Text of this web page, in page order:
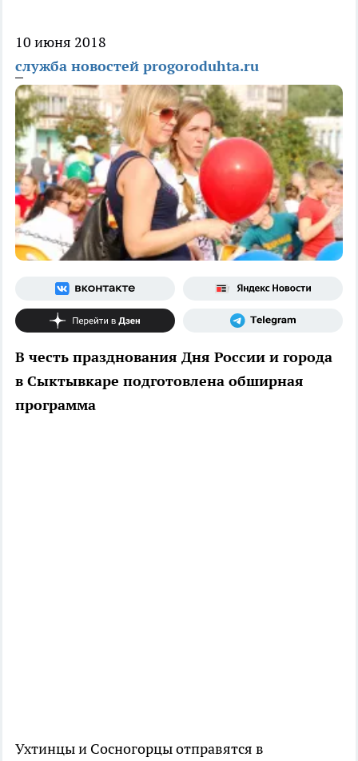
10 июня 2018
служба новостей progoroduhta.ru
В честь празднования Дня России и города
в Сыктывкаре подготовлена обширная
программа
Ухтинцы и Сосногорцы отправятся в